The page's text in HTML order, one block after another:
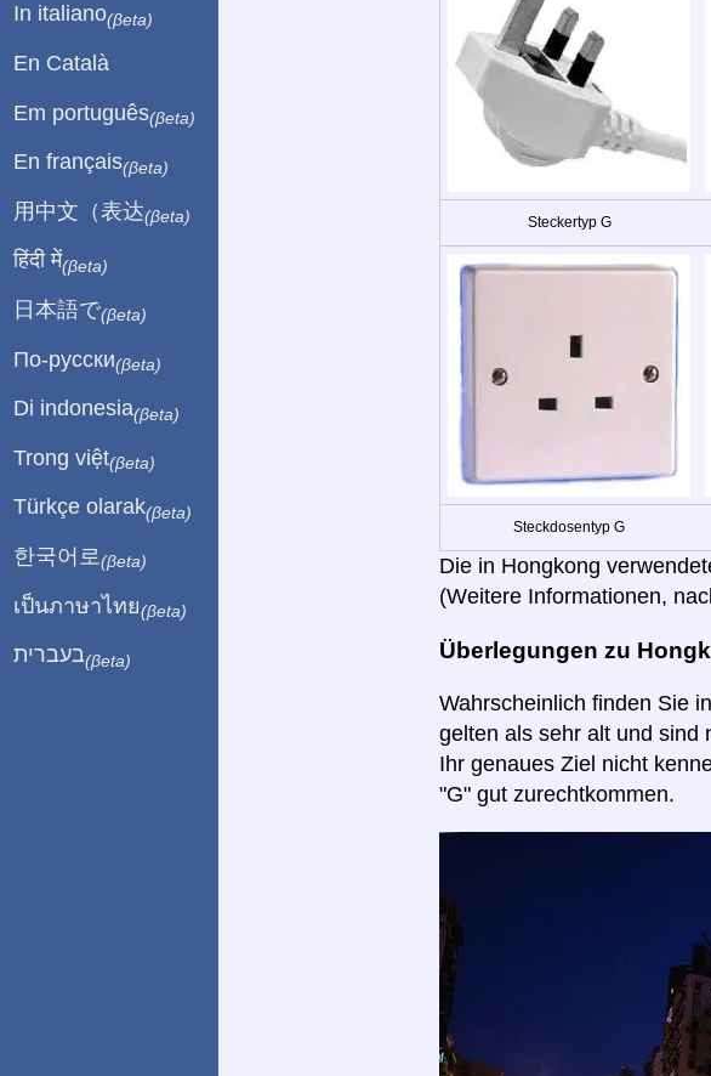
Steckertyp G
Steckdosentyp G
Die in Hongkong
(Weitere Informationen,
Überlegungen zu
Wahrscheinlich finden Sie
gelten als sehr alt und sind
Ihr genaues Ziel nicht
"G" gut zurechtkommen.
In italiano(βeta)
En Català
Em português(βeta)
En français(βeta)
用中文（表达(βeta)
हिंदी में(βeta)
日本語で(βeta)
По-русски(βeta)
Di indonesia(βeta)
Trong việt(βeta)
Türkçe olarak(βeta)
한국어로 (βeta)
เป็นภาษาไทย(βeta)
בעברית(βeta)